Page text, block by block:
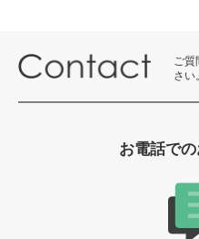
ご質
さい。
お電話で